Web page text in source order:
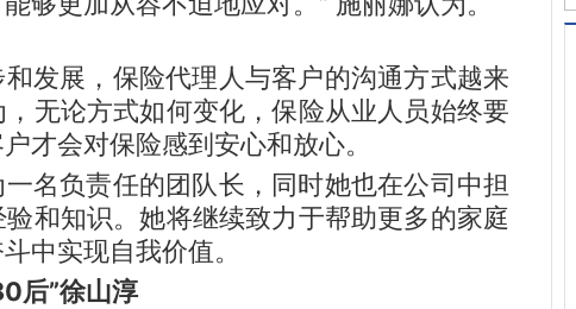
发展，保险代理人与客户的沟通方式越来
无论方式如何变化，保险从业人员始终要
才会对保险感到安心和放心。
名负责任的团队长，同时她也在公司中担
和知识。她将继续致力于帮助更多的家庭
中实现自我价值。
后”徐山淳